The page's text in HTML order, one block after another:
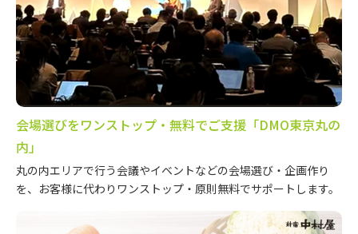
会場選びをワンストップ・無料でご支援「DMO東京丸の
内」
丸の内エリアで行う会議やイベントなどの会場選び・企画作り
を、お客様に代わりワンストップ・原則無料でサポートします。